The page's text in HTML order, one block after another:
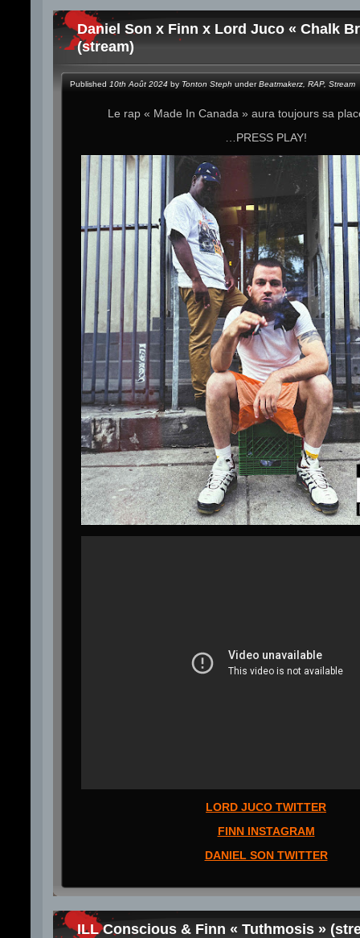
Daniel Son x Finn x Lord Juco « Chalk
(stream)
Published 10th Août 2024 by Tonton Steph underBeatmakerz RAP, Stream
Le rap « Made In Canada » aura toujours sa
…PRESS PLAY!
LORD JUCO TWITTER
FINN INSTAGRAM
DANIEL SON TWITTER
ILL Conscious & Finn « Tuthmosis »